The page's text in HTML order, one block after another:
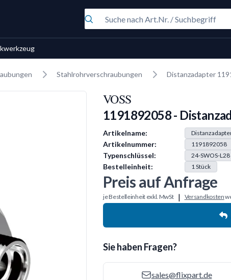
Stahlrohrverschraubungen Distanzadapter
VOSS
1191892058 -
Produkt Information
Artikelname:
Artikelnummer: 1191892058
Typenschlüssel: 24-SWOS-L28
Bestelleinheit: 1Stück
Preis auf Anfrage
je Bestelleinheit exkl. MwSt | Versandkosten
Sie haben Fragen?
sales@flixpart.de